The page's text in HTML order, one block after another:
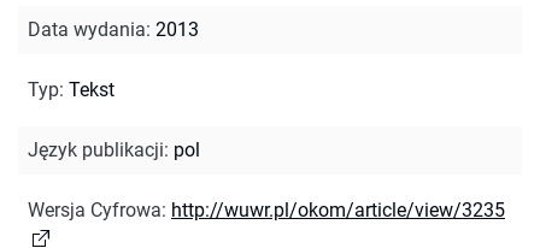
Data wydania: 2013
Typ: Tekst
Język publikacji: pol
Wersja Cyfrowa: http://wuwr.pl/okom/article/view/3235